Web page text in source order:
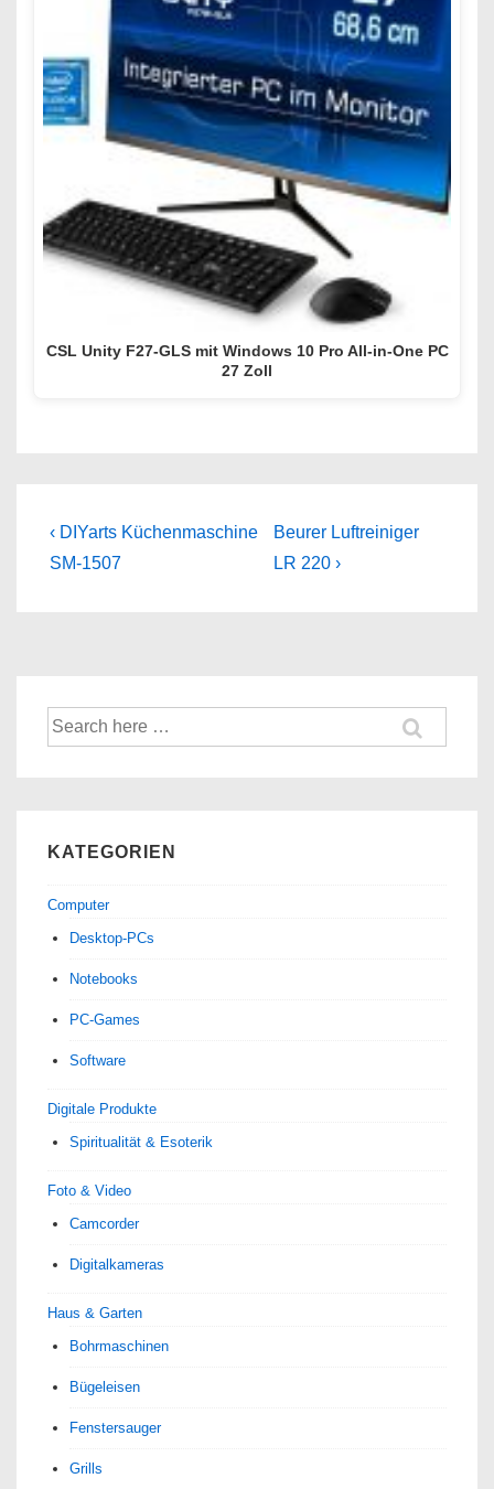
CSL Unity F27-GLS mit Windows 10 Pro All-in-One PC
27 Zoll
Beitragsnavigation
Previous
Post
‹ DIYarts Küchenmaschine
SM-1507
Next
Post
Beurer Luftreiniger
LR 220 ›
Suche
nach:
KATEGORIEN
Computer
Desktop-PCs
Notebooks
PC-Games
Software
Digitale Produkte
Spiri­tua­lität & Esoterik
Foto & Video
Camcorder
Digitalkameras
Haus & Garten
Bohrmaschinen
Bügeleisen
Fenstersauger
Grills